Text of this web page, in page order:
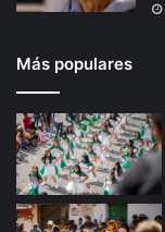
Más populares